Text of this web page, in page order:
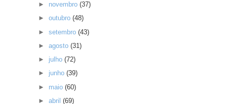
► novembro(37)
►outubro(48)
►setembro(43)
►agosto(31)
► julho(72)
► junho(39)
► maio(60)
►abril(69)